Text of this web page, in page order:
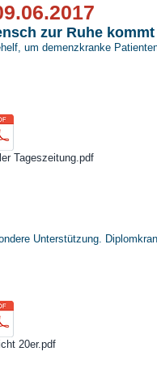
zur Ruhe kommt
um demenzkranke
Tageszeitung.pdf
Unterstützung.
20er.pdf